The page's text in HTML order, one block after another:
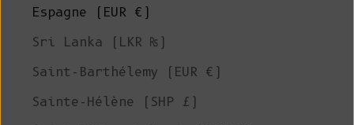
Espagne (EUR €)
Sri Lanka (LKR ₨)
Saint-Barthélemy (EUR €)
Sainte-Hélène (SHP £)